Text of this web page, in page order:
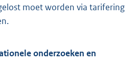
moet worden via tarifering
onderzoeken en